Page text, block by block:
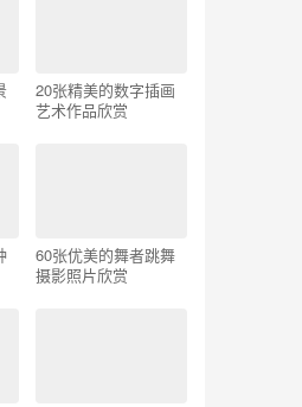
20张精美的数字插画
艺术作品欣赏
60张优美的舞者跳舞
摄影照片欣赏